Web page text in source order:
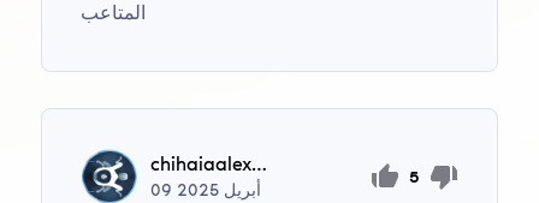
المتاعب
chihaiaalexandru05
09 أبريل
5